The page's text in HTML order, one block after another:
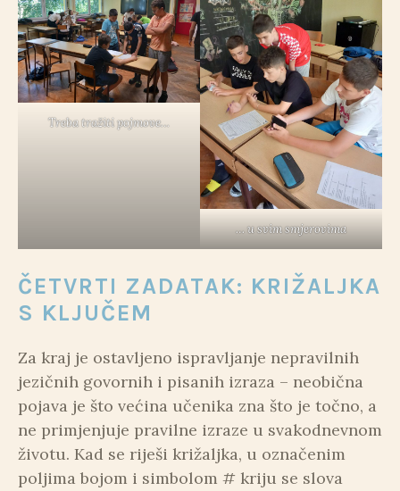
Treba tražiti pojmove…
… u svim smjerovima
ČETVRTI ZADATAK: KRIŽALJKA
S KLJUČEM
Za kraj je ostavljeno ispravljanje nepravilnih
jezičnih govornih i pisanih izraza – neobična
pojava je što većina učenika zna što je točno, a
ne primjenjuje pravilne izraze u svakodnevnom
životu. Kad se riješi križaljka, u označenim
poljima bojom i simbolom # kriju se slova